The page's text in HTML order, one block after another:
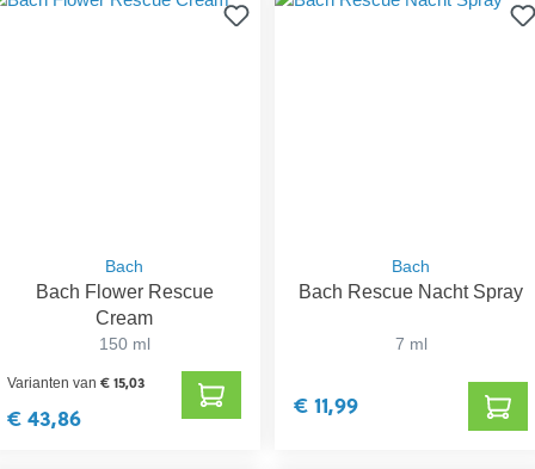
Bach
Bach Flower Rescue
Cream
150 ml
Varianten van€ 15,03
€ 43,86
Bach
Bach Rescue Nacht Spray
7 ml
€ 11,99